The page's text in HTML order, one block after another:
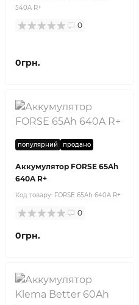
540A R+
0
0грн.
популярний продано
Аккумулятор FORSE 65Ah
640A R+
Код товару: FORSE 65Ah 640A R+
0
0грн.